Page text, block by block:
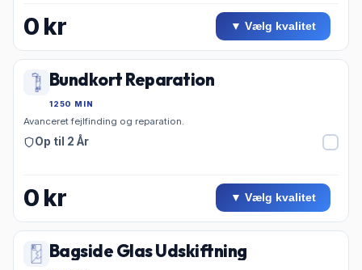
0 kr ▼ Vælg kvalitet
Bundkort Reparation
1250 MIN
Avanceret fejlfinding og reparation.
Op til 2 År
0 kr ▼ Vælg kvalitet
Bagside Glas Udskiftning